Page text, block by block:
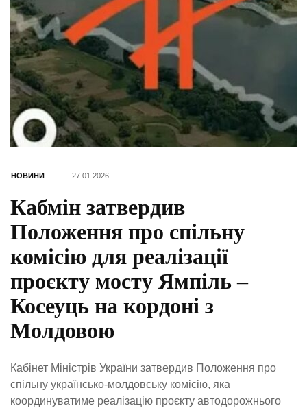
НОВИНИ 27.01.2026
Кабмін затвердив
Положення про спільну
комісію для реалізації
проєкту мосту Ямпіль –
Косеуць на кордоні з
Молдовою
Кабінет Міністрів України затвердив Положення про
спільну українсько-молдовську комісію, яка
координуватиме реалізацію проєкту автодорожнього